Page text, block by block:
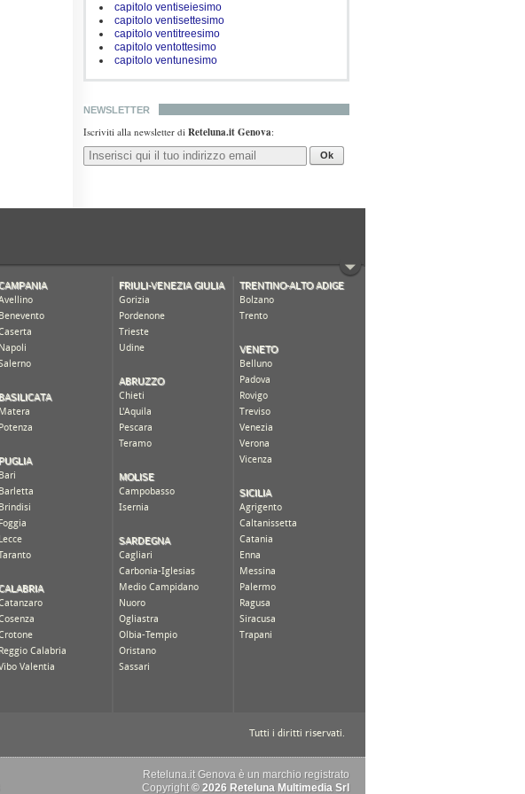
capitolo ventiseiesimo
capitolo ventisettesimo
capitolo ventitreesimo
capitolo ventottesimo
capitolo ventunesimo
NEWSLETTER
Iscriviti alla newsletter di Reteluna.it Genova:
Ok
Reteluna.it Genova è un marchio registrato
Copyright© 2026 Reteluna Multimedia Srl